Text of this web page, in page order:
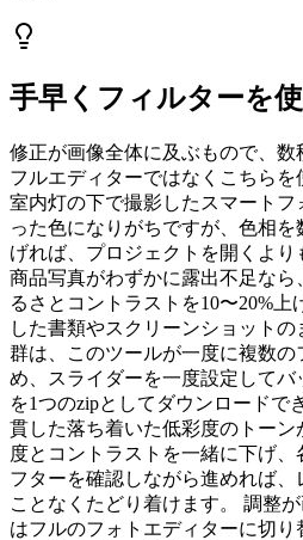
手早くフィルターを
修正が画像全体に及ぶもので、数
フルエディターではなくこちら
室内灯の下で撮影したスマート
った色になりがちですが、色相
げれば、プロジェクトを開くよ
商品写真がわずかに露出不足な
るさとコントラストを10〜20%
した書類やスクリーンショット
群は、このツールが一度に複数の
め、スライダーを一度設定して
を1つのzipとしてダウンロードで
貫した落ち着いた低彩度のトー
度とコントラストを一緒に下げ
フターを確認しながら進めれば
ことなくたどり着けます。 調整
はフルのフォトエディターに切